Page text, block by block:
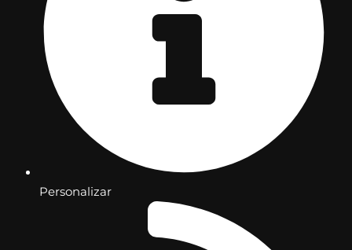
Personalizar